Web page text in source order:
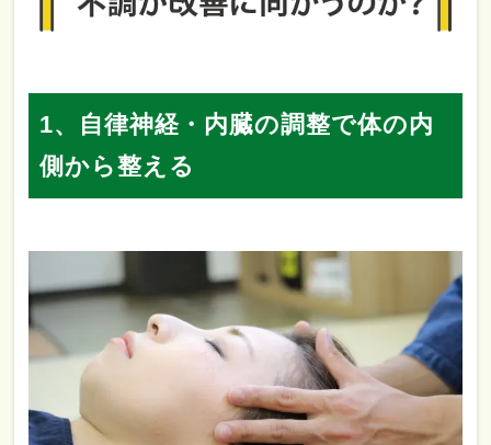
1、自律神経・内臓の調整で体の内
側から整える